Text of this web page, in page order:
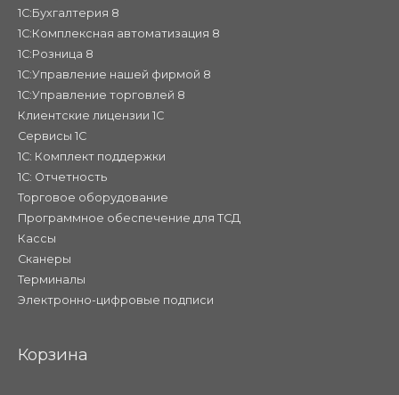
1С:Бухгалтерия 8
1С:Комплексная автоматизация 8
1С:Розница 8
1С:Управление нашей фирмой 8
1С:Управление торговлей 8
Клиентские лицензии 1С
Сервисы 1С
1С: Комплект поддержки
1С: Отчетность
Торговое оборудование
Программное обеспечение для ТСД
Кассы
Сканеры
Терминалы
Электронно-цифровые подписи
Корзина